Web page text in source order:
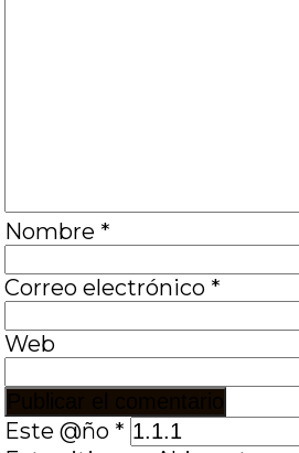
Nombre *
Correo electrónico *
Web
Este @ño *